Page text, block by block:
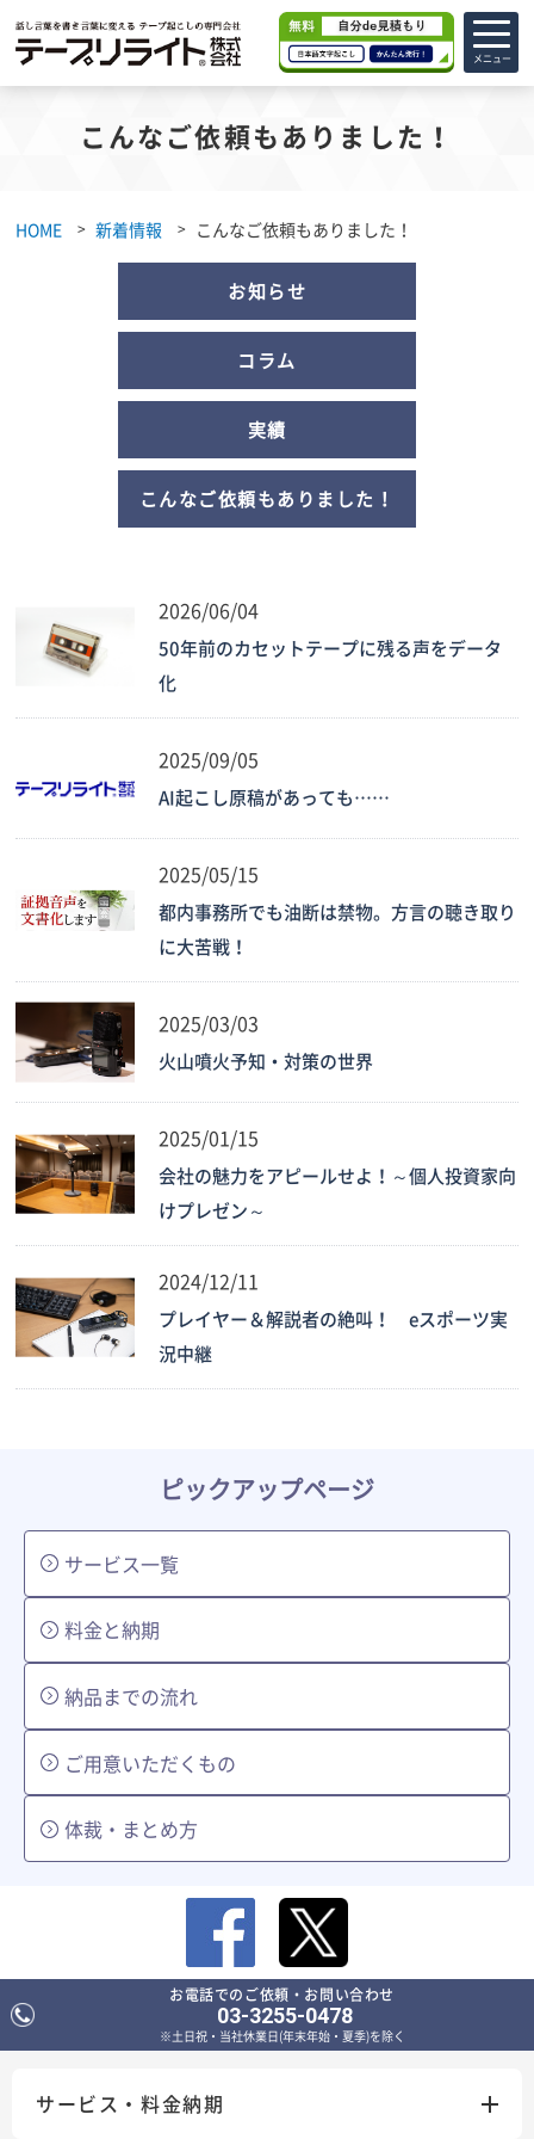
メニュー
こんなご依頼もありました！
HOME 新着情報 こんなご依頼もありました！
お知らせ
コラム
実績
こんなご依頼もありました！
2026/06/04
50年前のカセットテープに残る声をデータ
化
2025/09/05
AI起こし原稿があっても……
2025/05/15
都内事務所でも油断は禁物。方言の聴き取り
に大苦戦！
2025/03/03
火山噴火予知・対策の世界
2025/01/15
会社の魅力をアピールせよ！～個人投資家向
けプレゼン～
2024/12/11
プレイヤー＆解説者の絶叫！ eスポーツ実
況中継
ピックアップページ
サービス一覧
料金と納期
納品までの流れ
ご用意いただくもの
体裁・まとめ方
お電話でのご依頼・お問い合わせ
03-3255-0478
※土日祝・当社休業日(年末年始・夏季)を除く
サービス・料金納期